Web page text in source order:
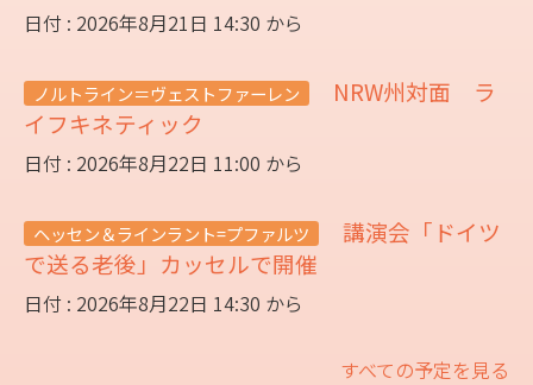
日付 : 2026年8月21日 14:30 から
ノルトライン＝ヴェストファーレン
NRW州対面 ラ
イフキネティック
日付 : 2026年8月22日 11:00 から
ヘッセン＆ラインラント=プファルツ
講演会「ドイツ
で送る老後」カッセルで開催
日付 : 2026年8月22日 14:30 から
すべての予定を見る